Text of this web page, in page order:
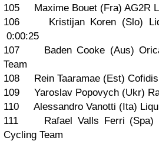
105 Maxime Bouet (Fra) AG2R
106 Kristijan Koren (Slo)
0:00:25
107 Baden Cooke (Aus) Orica
Team
108 Rein Taaramae (Est)
109 Yaroslav Popovych (Ukr)
110 Alessandro Vanotti (Ita)
111 Rafael Valls Ferri (Spa)
Cycling Team